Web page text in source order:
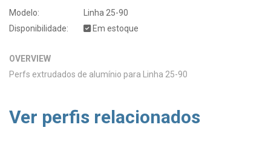
Modelo:
Linha 25-90
Disponibilidade:
Em estoque
OVERVIEW
Perfs extrudados de alumínio para Linha 25-90
Ver perfis relacionados